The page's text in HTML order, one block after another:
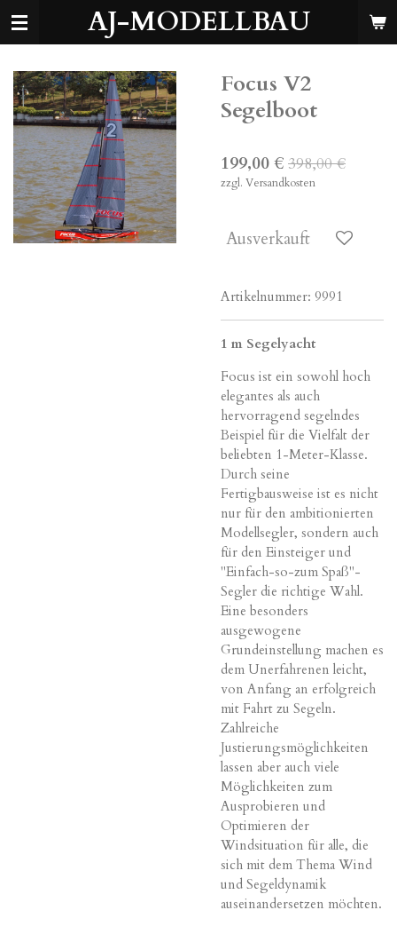
Zum
AJ-MODELLBAU
Focus V2
Segelboot
199,00 € 398,00 €
zzgl. Versandkosten
Ausverkauft
Artikelnummer: 9991
1 m Segelyacht
Focus ist ein sowohl hoch
elegantes als auch
hervorragend segelndes
Beispiel für die Vielfalt der
beliebten 1-Meter-Klasse.
Durch seine
Fertigbausweise ist es nicht
nur für den ambitionierten
Modellsegler, sondern auch
für den Einsteiger und
"Einfach-so-zum Spaß"-
Segler die richtige Wahl.
Eine besonders
ausgewogene
Grundeinstellung machen es
dem Unerfahrenen leicht,
von Anfang an erfolgreich
mit Fahrt zu Segeln.
Zahlreiche
Justierungsmöglichkeiten
lassen aber auch viele
Möglichkeiten zum
Ausprobieren und
Optimieren der
Windsituation für alle, die
sich mit dem Thema Wind
und Segeldynamik
auseinandersetzen möchten.